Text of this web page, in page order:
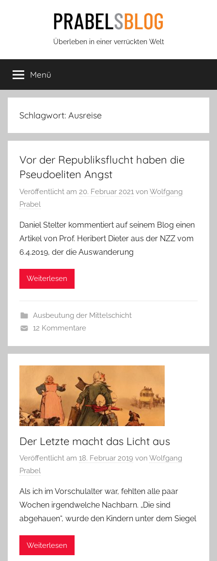
Prabels
Blog
Überleben in einer verrückten Welt
Menü
Schlagwort: Ausreise
Vor der Republiksflucht haben die
Pseudoeliten Angst
Veröffentlicht am 20. Februar 2021 von Wolfgang
Prabel
Daniel Stelter kommentiert auf seinem Blog einen
Artikel von Prof. Heribert Dieter aus der NZZ vom
6.4.2019, der die Auswanderung
Weiterlesen
Ausbeutung der Mittelschicht
12 Kommentare
Der Letzte macht das Licht aus
Veröffentlicht am 18. Februar 2019 von Wolfgang
Prabel
Als ich im Vorschulalter war, fehlten alle paar
Wochen irgendwelche Nachbarn. „Die sind
abgehauen“, wurde den Kindern unter dem Siegel
Weiterlesen